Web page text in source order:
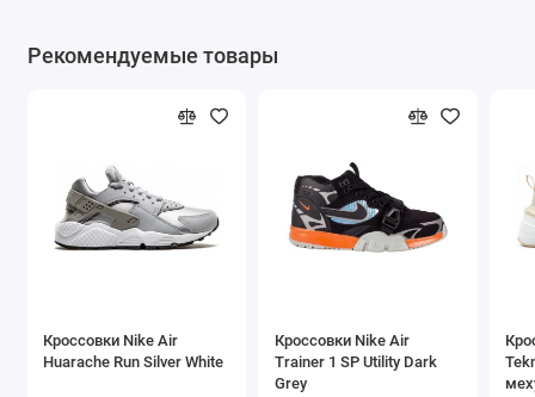
Размеры: мужские и женские
зимних условиях, модный городской стиль
Рекомендуемые товары
Кроссовки Nike Air
Huarache Run Silver White
Кроссовки Nike Air
Trainer 1 SP Utility Dark
Grey